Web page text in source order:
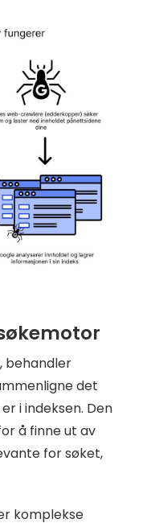
behandler
det
i indeksen. Den
å finne ut av
for søket,
komplekse